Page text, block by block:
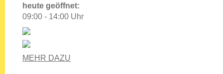
heute geöffnet:
09:00 - 14:00 Uhr
MEHR DAZU